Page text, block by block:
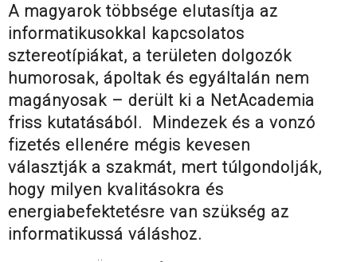
A magyarok többsége elutasítja az
informatikusokkal kapcsolatos
sztereotípiákat, a területen dolgozók
humorosak, ápoltak és egyáltalán nem
magányosak – derült ki a NetAcademia
friss kutatásából. Mindezek és a vonzó
fizetés ellenére mégis kevesen
választják a szakmát, mert túlgondolják,
hogy milyen kvalitásokra és
energiabefektetésre van szükség az
informatikussá váláshoz.